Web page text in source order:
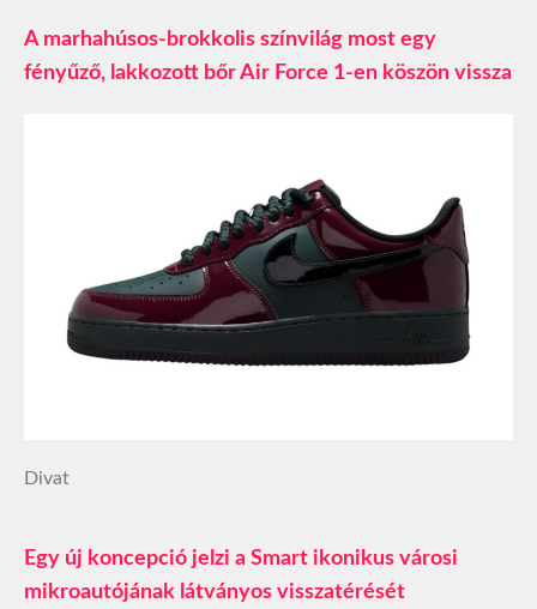
A marhahúsos-brokkolis színvilág most egy
fényűző, lakkozott bőr Air Force 1-en köszön vissza
Divat
Egy új koncepció jelzi a Smart ikonikus városi
mikroautójának látványos visszatérését